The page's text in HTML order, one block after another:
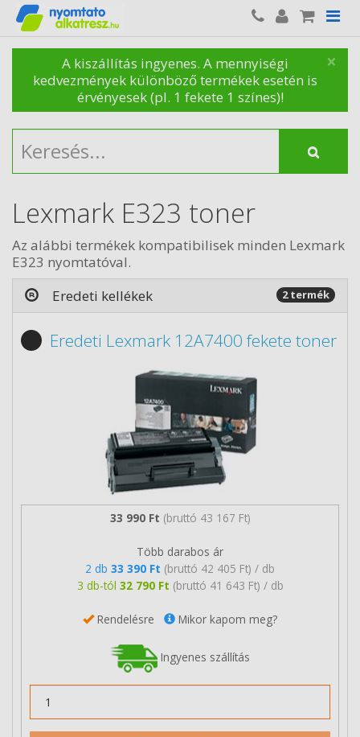
×
A kiszállítás ingyenes. A mennyiségi
kedvezmények különböző termékek esetén is
érvényesek (pl. 1 fekete 1 színes)!
Lexmark E323 toner
Az alábbi termékek kompatibilisek minden Lexmark
E323 nyomtatóval.
Eredeti kellékek
2 termék
Eredeti Lexmark 12A7400 fekete toner
33 990 Ft (bruttó 43 167 Ft)
Több darabos ár
2 db 33 390 Ft (bruttó 42 405 Ft) / db
3 db-tól 32 790 Ft (bruttó 41 643 Ft) / db
Rendelésre Mikor kapom meg?
Ingyenes szállítás